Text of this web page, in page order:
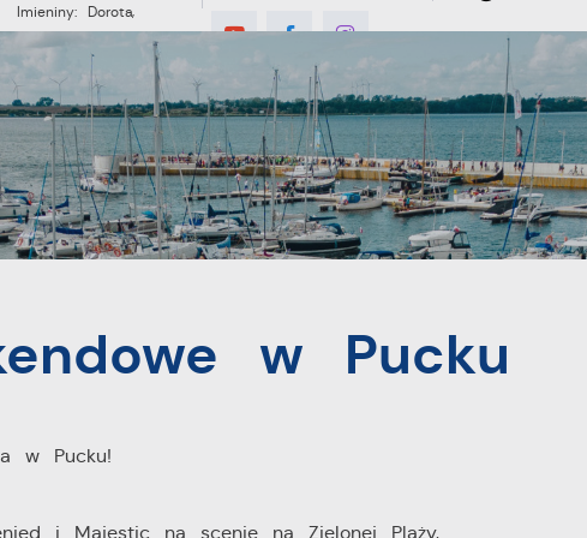
Imieniny: Dorota,
Konrad, Kajetan
MIESZKANIEC TURYSTYKA INWESTYCJE
w Pucku
w Pucku!
i Majestic na scenie na Zielonej Plaży,